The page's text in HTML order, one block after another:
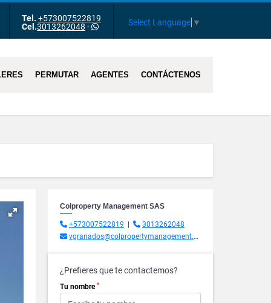
Tel. +573007522819
Cel.3013262048 - Select Language ▼
PERMUTAR AGENTES CONTÁCTENOS
Colproperty Management SAS
+573007522819
3013262048
vgranados@colpropertymanagement.com.co
¿Prefieres que te contactemos?
Tu nombre *